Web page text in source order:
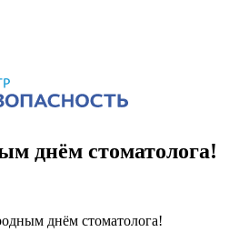
днём стоматолога!